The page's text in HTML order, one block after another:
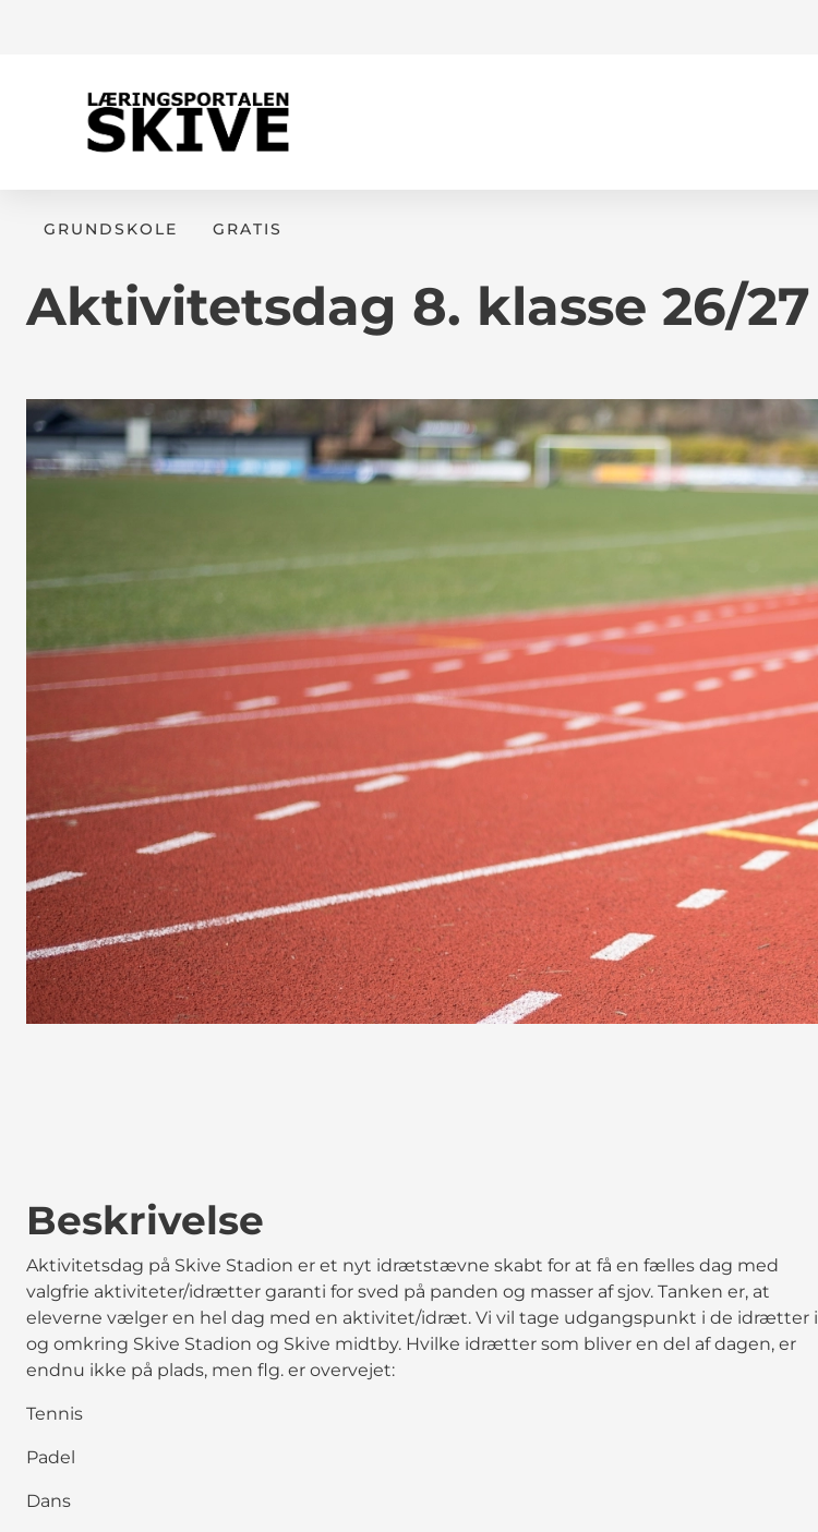
GRUNDSKOLE GRATIS
Aktivitetsdag 8. klasse 26/27
Beskrivelse
Aktivitetsdag på Skive Stadion er et nyt idrætstævne skabt for at få en fælles dag med
valgfrie aktiviteter/idrætter garanti for sved på panden og masser af sjov. Tanken er, at
eleverne vælger en hel dag med en aktivitet/idræt. Vi vil tage udgangspunkt i de idrætter i
og omkring Skive Stadion og Skive midtby. Hvilke idrætter som bliver en del af dagen, er
endnu ikke på plads, men flg. er overvejet:
Tennis
Padel
Dans